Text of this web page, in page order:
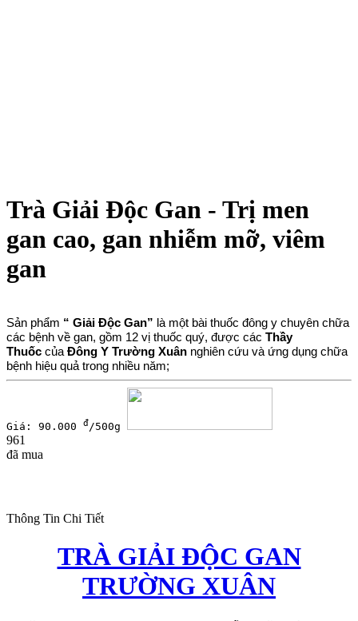
Trà Giải Độc Gan - Trị men
gan cao, gan nhiễm mỡ, viêm
gan
Sản phẩm “ Giải Độc Gan” là một bài thuốc đông y chuyên chữa
các bệnh về gan, gồm 12 vị thuốc quý, được các Thầy
Thuốc của Đông Y Trường Xuân nghiên cứu và ứng dụng chữa
bệnh hiệu quả trong nhiều năm;
Giá: 90.000 đ/500g
961
đã mua
Thông Tin Chi Tiết
TRÀ GIẢI ĐỘC GAN
TRƯỜNG XUÂN